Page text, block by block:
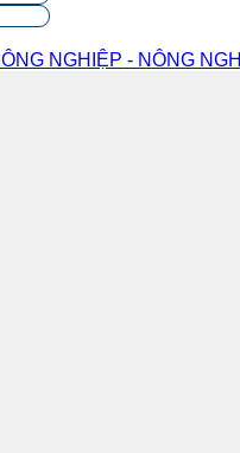
NGHIỆP - NÔNG